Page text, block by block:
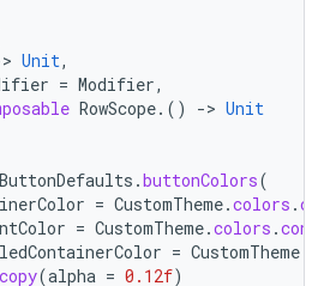
> Unit,
= Modifier,
RowScope.() -> Unit
ButtonDefaults .buttonColors(
= CustomTheme.colors .
= CustomTheme.colors .
= CustomTheme
copy(alpha = 0.12f)